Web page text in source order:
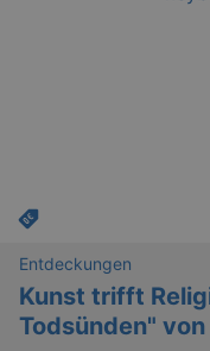
Entdeckungen
Kunst trifft
Todsünden"